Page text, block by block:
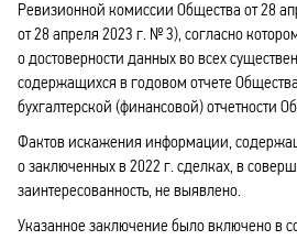
Ревизионной комиссии Общества от 28
от 28 апреля 2023 г. № 3), согласно
о достоверности данных во всех
содержащихся в годовом отчете
бухгалтерской (финансовой) отчетности
Фактов искажения информации,
о заключенных в 2022 г. сделках, в
заинтересованность, не выявлено.
Указанное заключение было включено в